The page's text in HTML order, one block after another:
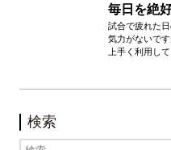
毎日を絶
試合で疲れた
気力がないで
上手く利用し
検索